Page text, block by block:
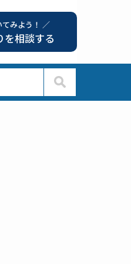
みよう！ ／
を相談する